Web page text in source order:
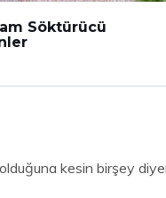
Söktürücü
kesin birşey